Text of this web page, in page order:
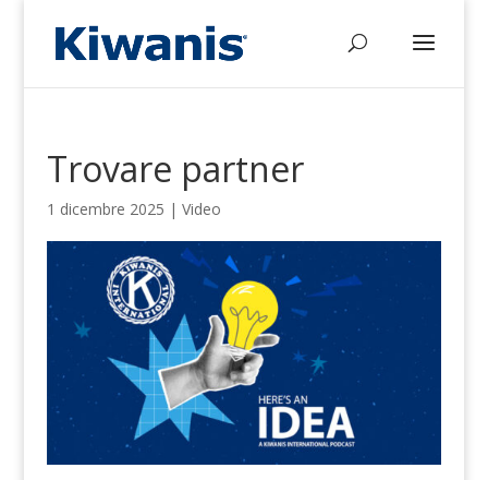
Trovare partner
1 dicembre 2025 | Video